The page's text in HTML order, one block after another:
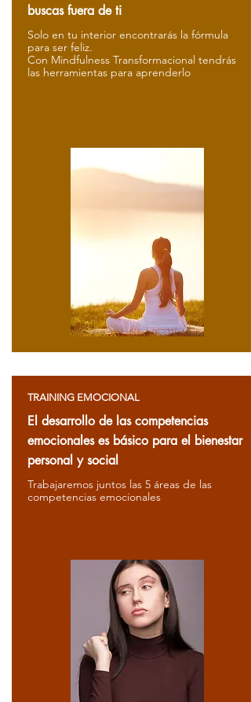
buscas fuera de ti
Solo en tu interior encontrarás la fórmula
para ser feliz.
Con Mindfulness Transformacional tendrás
las herramientas para aprenderlo
TRAINING EMOCIONAL
El desarrollo de las competencias
emocionales es básico para el bienestar
personal y social
Trabajaremos juntos las 5 áreas de las
competencias emocionales